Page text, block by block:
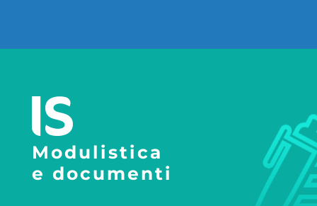
Modulistica
e documenti